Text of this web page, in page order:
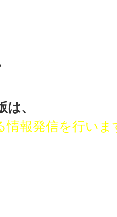
は、
情報発信を行いま